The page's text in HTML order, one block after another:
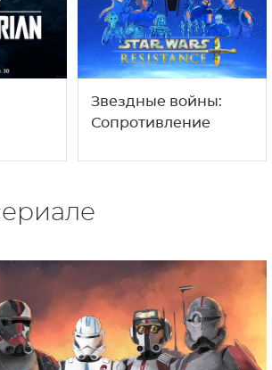
Звездные войны:
Сопротивление